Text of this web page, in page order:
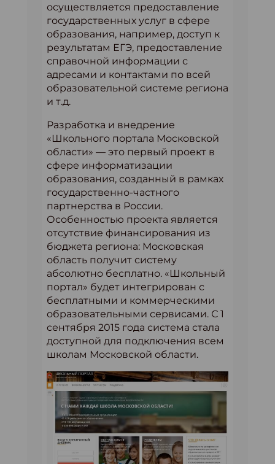
осуществляется предоставление
государственных услуг в сфере
образования, например, доступ к
результатам ЕГЭ, предоставление
справочной информации с
адресами и контактами по всей
образовательной системе региона
и т.д.
Разработка и внедрение
«Школьного портала Московской
области» — это первый проект в
сфере информатизации
образования, созданный в рамках
государственно-частного
партнерства в России.
Особенностью проекта является
отсутствие финансирования из
бюджета региона: Московская
область получит систему
абсолютно бесплатно. «Школьный
портал» будет интегрирован с
бесплатными и коммерческими
образовательными сервисами. С 1
сентября 2015 года система стала
доступной для подключения всем
школам Московской области.